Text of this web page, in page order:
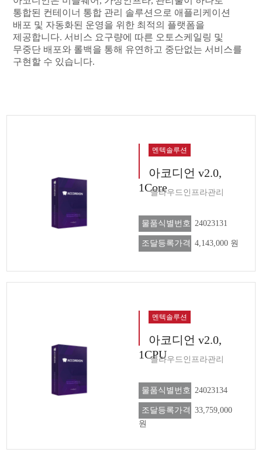
통합된 컨테이너 통합 관리 솔루션으로 애플리케이션
배포 및 자동화된 운영을 위한 최적의 플랫폼을
제공합니다. 서비스 요구량에 따른 오토스케일링 및
무중단 배포와 롤백을 통해 유연하고 중단없는 서비스를
구현할 수 있습니다.
멘텍솔루션
아코디언 v2.0,
1Core
클라우드인프라관리
물품식별번호 24023131
조달등록가격 4,143,000 원
멘텍솔루션
아코디언 v2.0,
1CPU
클라우드인프라관리
물품식별번호 24023134
조달등록가격 33,759,000
원